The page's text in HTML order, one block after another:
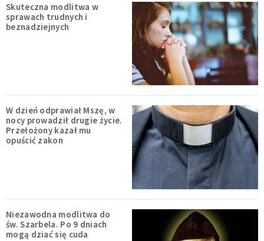
Skuteczna modlitwa w
sprawach trudnych i
beznadziejnych
W dzień odprawiał Mszę, w
nocy prowadził drugie życie.
Przełożony kazał mu
opuścić zakon
Niezawodna modlitwa do
św. Szarbela. Po 9 dniach
mogą dziać się cuda